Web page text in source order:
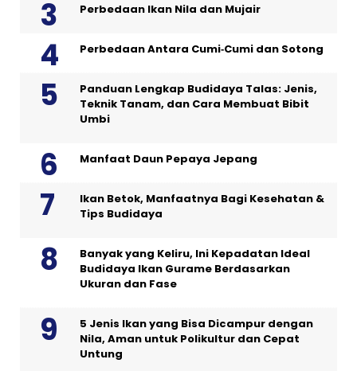
Perbedaan Ikan Nila dan Mujair
Perbedaan Antara Cumi‑Cumi dan Sotong
Panduan Lengkap Budidaya Talas: Jenis,
Teknik Tanam, dan Cara Membuat Bibit
Umbi
Manfaat Daun Pepaya Jepang
Ikan Betok, Manfaatnya Bagi Kesehatan &
Tips Budidaya
Banyak yang Keliru, Ini Kepadatan Ideal
Budidaya Ikan Gurame Berdasarkan
Ukuran dan Fase
5 Jenis Ikan yang Bisa Dicampur dengan
Nila, Aman untuk Polikultur dan Cepat
Untung